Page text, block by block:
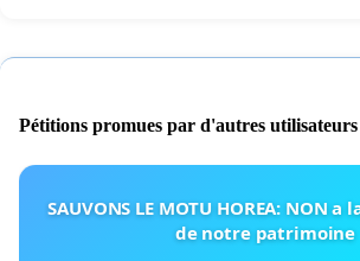
Pétitions promues par d'autres utilisateurs
SAUVONS LE MOTU HOREA: NON
de notre patrimoine